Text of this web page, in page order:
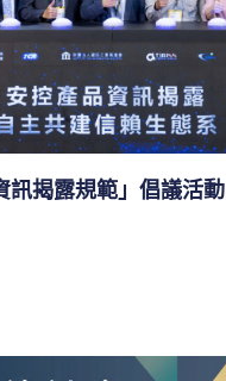
訊揭露規範」倡議活動